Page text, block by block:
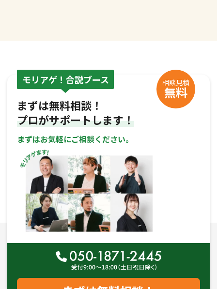
モリアゲ！合説ブース 相談見積
無料
まずは無料相談！
プロがサポートします！
まずはお気軽にご相談ください。